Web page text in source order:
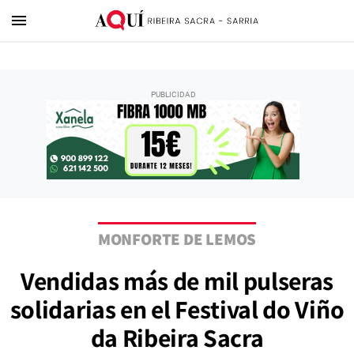
menu
MONFORTE DE LEMOS
Vendidas más de mil pulseras
solidarias en el Festival do Viño
da Ribeira Sacra